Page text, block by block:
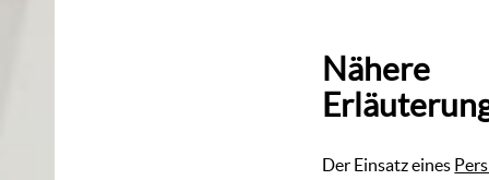
Nähere
Der Einsatz eines